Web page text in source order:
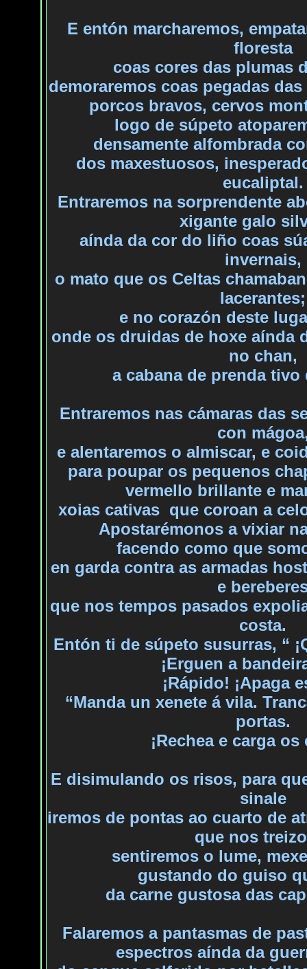
E entón marcharemos,
floresta
coascores das plumas
demoraremoscoas pegadas das
porcosbravos, cervos
logo de súpeto
densamentealfombrada
dos maxestuosos,
eucaliptal.
Entraremos na sorprendente
xigante galo
aíndada cor do liño coas
invernais,
o mato que os Celtas
lacerantes;
eno corazón deste
onde os druidas de hoxe aínda
no chan,
acabana de prenda tivo
Entraremos nas cámaras das
con
ealentaremos o almiscar, e
parapoupar os pequenos
vermello brillante e
xoias cativas que coroan a
Apostarémonos a vixiar
facendo como que
en garda contra as armadas
e
que nos tempos pasados
costa.
Entón ti de súpeto susurras, “ ¡
¡Erguen a
¡Rápido! ¡Apaga
“Manda un xenete á vila.
portas.
¡Rechea e carga
E disimulando os risos, para
sinale
iremos de pontas ao cuarto de
que nos
sentiremoso lume,
gustando do guiso
dacarne gustosa das
Falaremos a pantasmas de
espectros aínda da